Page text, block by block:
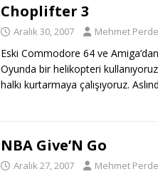
Choplifter 3
Aralık 30, 2007 Mehmet
Eski Commodore 64 ve
Oyunda bir helikopteri
halkı kurtarmaya çalışıyoruz.
NBA Give’N Go
Aralık 27, 2007 Mehmet